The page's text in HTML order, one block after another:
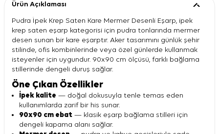
Ürün Açıklaması
Pudra İpek Krep Saten Kare Mermer Desenli Eşarp, ipek
krep saten eşarp kategorisi için pudra tonlarında mermer
desen sunan bir kare eşarptır. Aker tasarımını günlük şehir
stilinde, ofis kombinlerinde veya özel günlerde kullanmak
isteyenler için uygundur. 90x90 cm ölçüsü, farklı bağlama
stillerinde dengeli duruş sağlar.
Öne Çıkan Özellikler
İpek kalite — doğal dokusuyla tenle temas eden
kullanımlarda zarif bir his sunar.
90x90 cm ebat — klasik eşarp bağlama stilleri için
dengeli kapama alanı sağlar.